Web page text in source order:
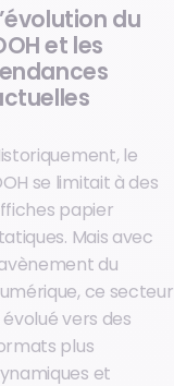
du
et les
le
se limitait à des
papier
Mais avec
du
ce secteur
évolué vers des
plus
et